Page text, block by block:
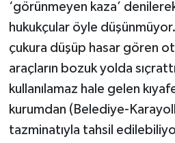
‘görünmeyen kaza’
hukukçular öyle
çukura düşüp hasar gören
araçların bozuk yolda
kullanılamaz hale gelen
kurumdan (Belediye-
tazminatıyla tahsil
KÜLTÜR SANAT